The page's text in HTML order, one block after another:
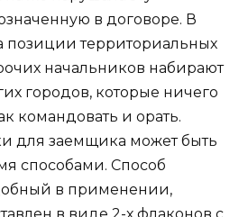
в договоре. В
позиции территориальных
начальников набирают
городов, которые ничего
командовать и орать.
для заемщика может быть
способами. Способ
в применении,